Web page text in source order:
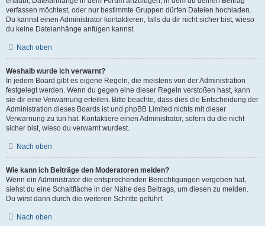
verfassen möchtest, oder nur bestimmte Gruppen dürfen Dateien hochladen.
Du kannst einen Administrator kontaktieren, falls du dir nicht sicher bist, wieso
du keine Dateianhänge anfügen kannst.
Nach oben
Weshalb wurde ich verwarnt?
In jedem Board gibt es eigene Regeln, die meistens von der Administration
festgelegt werden. Wenn du gegen eine dieser Regeln verstoßen hast, kann
sie dir eine Verwarnung erteilen. Bitte beachte, dass dies die Entscheidung der
Administration dieses Boards ist und phpBB Limited nichts mit dieser
Verwarnung zu tun hat. Kontaktiere einen Administrator, sofern du die nicht
sicher bist, wieso du verwarnt wurdest.
Nach oben
Wie kann ich Beiträge den Moderatoren melden?
Wenn ein Administrator die entsprechenden Berechtigungen vergeben hat,
siehst du eine Schaltfläche in der Nähe des Beitrags, um diesen zu melden.
Du wirst dann durch die weiteren Schritte geführt.
Nach oben